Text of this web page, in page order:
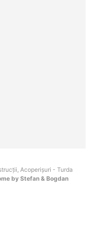
Acoperișuri - Turda
by Stefan & Bogdan